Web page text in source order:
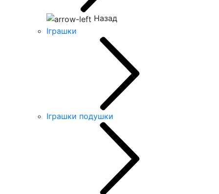
Назад
Іграшки
Іграшки подушки